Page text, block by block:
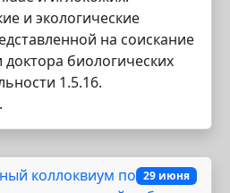
и экологические
на соискание
биологических
1.5.16.
29 июня
коллоквиум по